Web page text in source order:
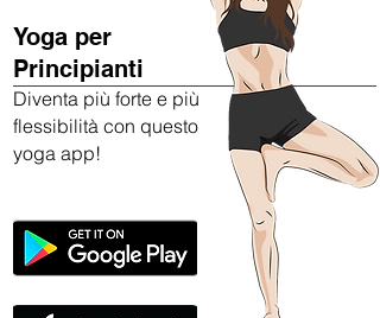
Yoga per
Principianti
Diventa più forte e più
flessibilità con questo
yoga app!